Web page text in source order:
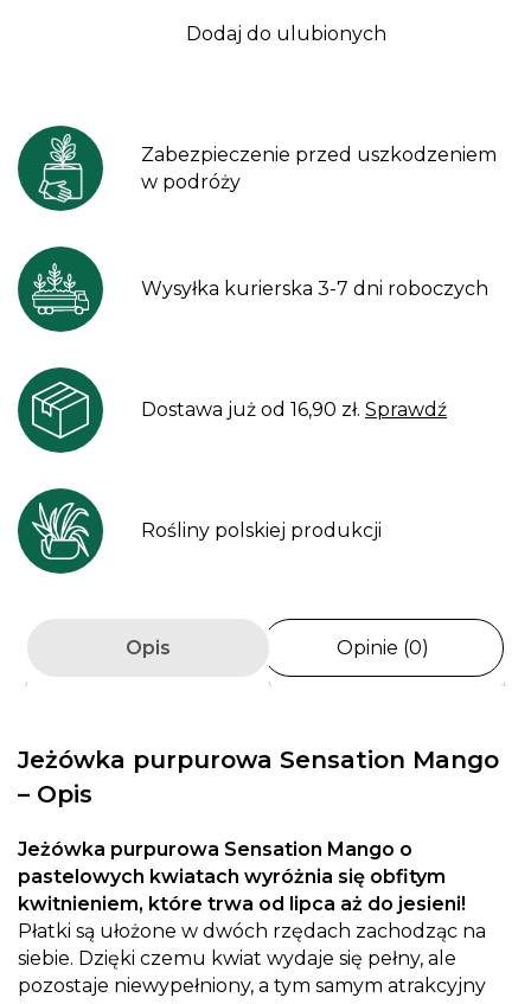
Dodaj do ulubionych
Zabezpieczenie przed uszkodzeniem
w podróży
Wysyłka kurierska 3-7 dni roboczych
Dostawa już od 16,90 zł. Sprawdź
Rośliny polskiej produkcji
Opis Opinie (0)
Jeżówka purpurowa Sensation Mango
– Opis
Jeżówka purpurowa Sensation Mango o
pastelowych kwiatach wyróżnia się obfitym
kwitnieniem, które trwa od lipca aż do jesieni!
Płatki są ułożone w dwóch rzędach zachodząc na
siebie. Dzięki czemu kwiat wydaje się pełny, ale
pozostaje niewypełniony, a tym samym atrakcyjny